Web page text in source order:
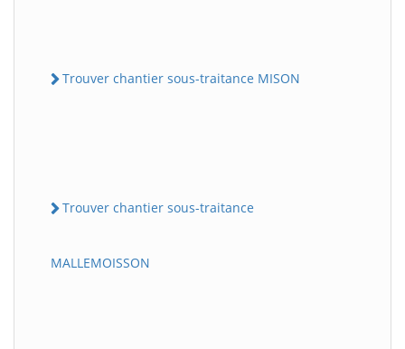
Trouver chantier sous-traitance MISON
Trouver chantier sous-traitance
MALLEMOISSON